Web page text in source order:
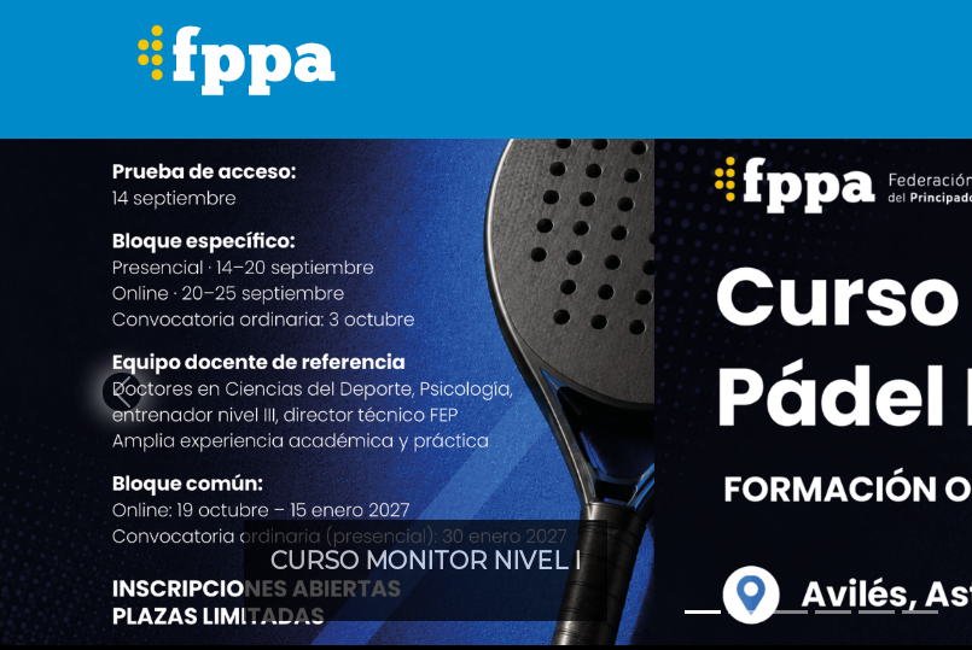
FPPA Competiciones Menores Licencias Clubs Documentos
CURSO MONITOR NIVEL I
Previous